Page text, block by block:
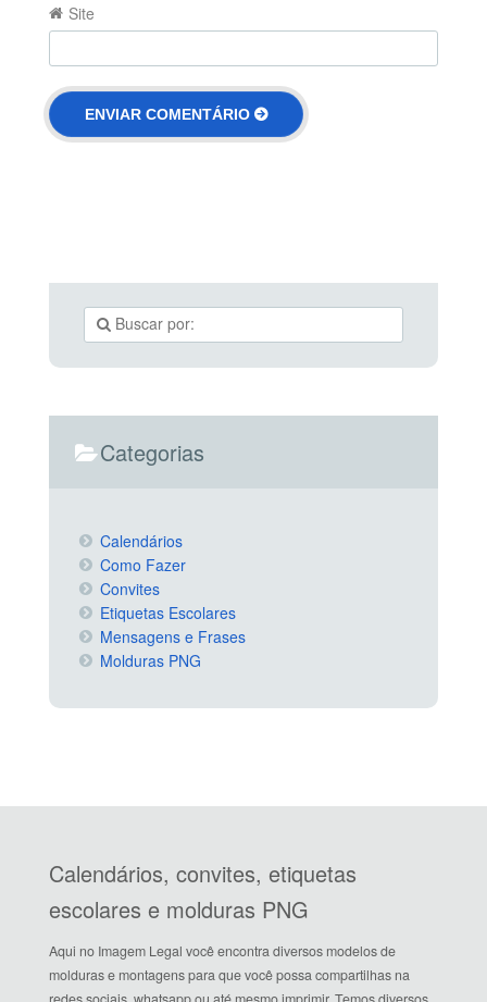
Site
Categorias
Calendários
Como Fazer
Convites
Etiquetas Escolares
Mensagens e Frases
Molduras PNG
Calendários, convites, etiquetas
escolares e molduras PNG
Aqui no Imagem Legal você encontra diversos modelos de
molduras e montagens para que você possa compartilhas na